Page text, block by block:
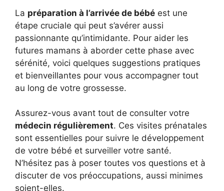
La préparation à l’arrivée de bébé est une
étape cruciale qui peut s’avérer aussi
passionnante qu’intimidante. Pour aider les
futures mamans à aborder cette phase avec
sérénité, voici quelques suggestions pratiques
et bienveillantes pour vous accompagner tout
au long de votre grossesse.
Assurez-vous avant tout de consulter votre
médecin régulièrement. Ces visites prénatales
sont essentielles pour suivre le développement
de votre bébé et surveiller votre santé.
N’hésitez pas à poser toutes vos questions et à
discuter de vos préoccupations, aussi minimes
soient-elles.